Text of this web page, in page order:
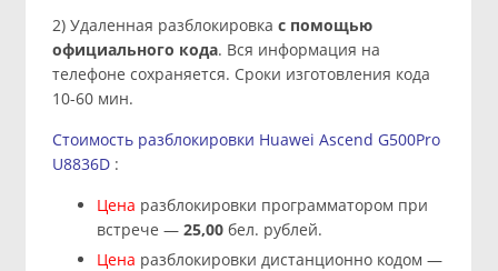
2) Удаленная разблокировка с помощью
официального кода. Вся информация на
телефоне сохраняется. Сроки изготовления кода
10-60 мин.
Стоимость разблокировки Huawei Ascend G500Pro
U8836D:
Цена разблокировки программатором при
встрече — 25,00бел. рублей.
Цена разблокировки дистанционно кодом —